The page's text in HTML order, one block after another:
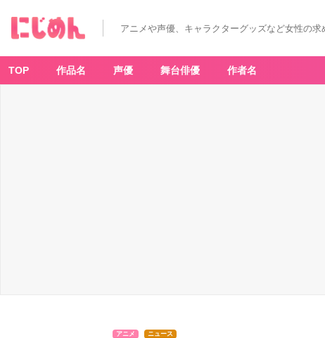
アニメや声優、キャラクターグッズなど女性の
TOP 作品名 声優 舞台俳優 作者名
アニメ ニュース